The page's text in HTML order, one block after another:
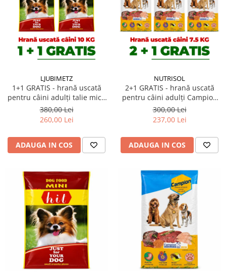
LJUBIMETZ
1+1 GRATIS - hrană uscată
pentru câini adulți talie mică
Hit Mini Adult 10 kg
380,00 Lei
260,00 Lei
ADAUGA IN COS
NUTRISOL
2+1 GRATIS - hrană uscată
pentru câini adulți Campion
7,5 kg
300,00 Lei
237,00 Lei
ADAUGA IN COS